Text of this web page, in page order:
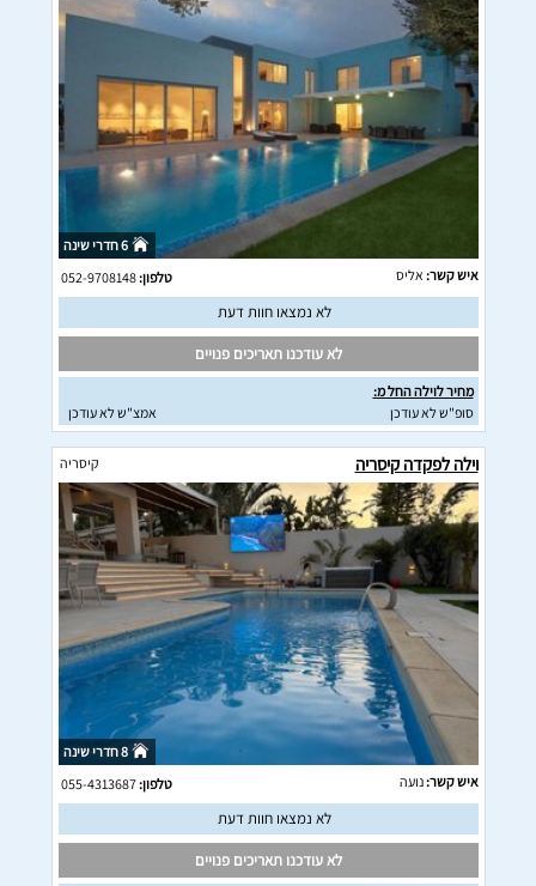
6 חדרי שינה
איש קשר: אליס טלפון:052-9708148
לא נמצאו חוות דעת
לא עודכנו תאריכים פנויים
מחיר לוילה החל מ:
סופ"ש לא עודכן
אמצ"ש לא עודכן
וילה לפקדה קיסריה קיסריה
8 חדרי שינה
איש קשר:נועה טלפון:055-4313687
לא נמצאו חוות דעת
לא עודכנו תאריכים פנויים